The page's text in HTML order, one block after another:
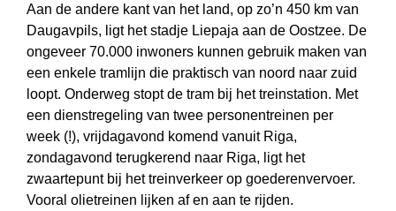
Aan de andere kant van het land, op zo’n 450 km van
Daugavpils, ligt het stadje Liepaja aan de Oostzee. De
ongeveer 70.000 inwoners kunnen gebruik maken van
een enkele tramlijn die praktisch van noord naar zuid
loopt. Onderweg stopt de tram bij het treinstation. Met
een dienstregeling van twee personentreinen per
week (!), vrijdagavond komend vanuit Riga,
zondagavond terugkerend naar Riga, ligt het
zwaartepunt bij het treinverkeer op goederenvervoer.
Vooral olietreinen lijken af en aan te rijden.